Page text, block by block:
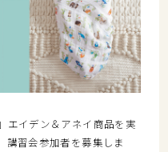
エイデン＆アネイ商品を実
講習会参加者を募集しま